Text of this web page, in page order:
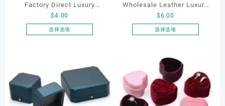
Factory Direct Luxury
Jewelry Box Set
Elegantjewelry Boxes
Wedding Ring Boxes
$4.00
选择选项
有
多
种
变
Wholesale Leather Luxury
Package LED Jewellery
Packaging Ring Bracelet
Jewelry Packaging
$6.00
选择选项
品
有
多
种
变